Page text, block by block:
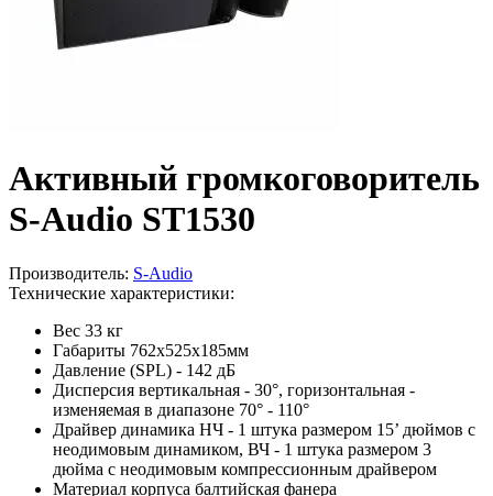
Активный громкоговоритель
S-Audio ST1530
Производитель: S-Audio
Технические характеристики:
Вес 33 кг
Габариты 762х525х185мм
Давление (SPL) - 142 дБ
Дисперсия вертикальная - 30°, горизонтальная -
изменяемая в диапазоне 70° - 110°
Драйвер динамика НЧ - 1 штука размером 15’ дюймов с
неодимовым динамиком, ВЧ - 1 штука размером 3
дюйма с неодимовым компрессионным драйвером
Материал корпуса балтийская фанера